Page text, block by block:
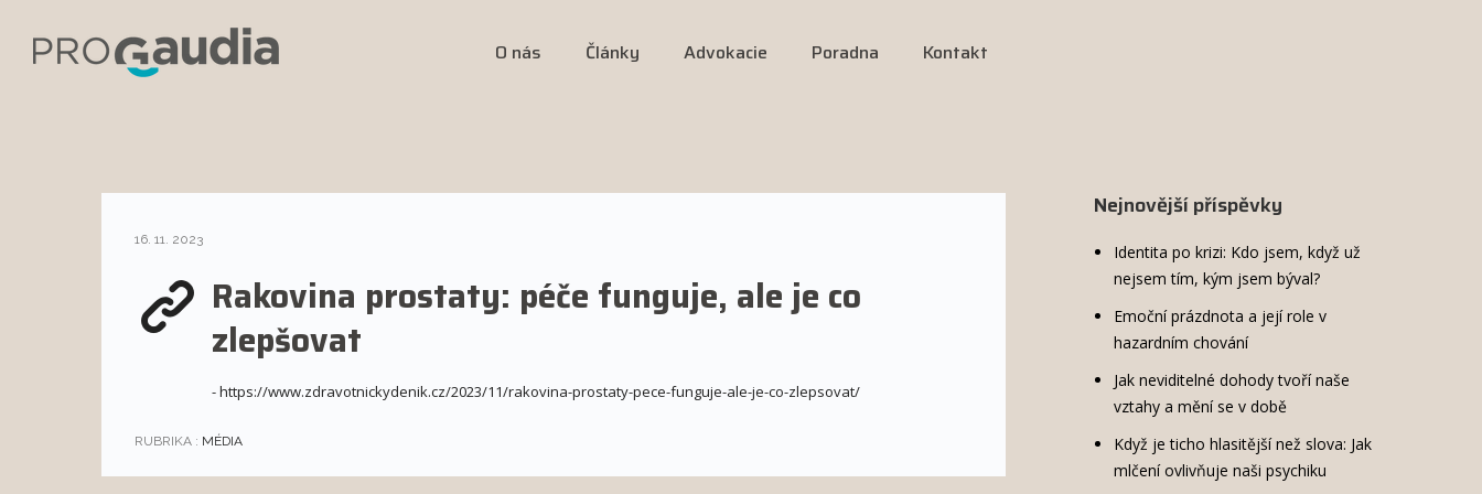
O nás Články Advokacie Poradna Kontakt
16. 11. 2023
Rakovina prostaty: péče funguje, ale je co
zlepšovat
- https://www.zdravotnickydenik.cz/2023/11/rakovina-prostaty-pece-funguje-ale-je-co-zlepsovat/
RUBRIKA : MÉDIA
Nejnovější příspěvky
Identita po krizi: Kdo jsem, když už
nejsem tím, kým jsem býval?
Emoční prázdnota a její role v
hazardním chování
Jak neviditelné dohody tvoří naše
vztahy a mění se v době
Když je ticho hlasitější než slova: Jak
mlčení ovlivňuje naši psychiku